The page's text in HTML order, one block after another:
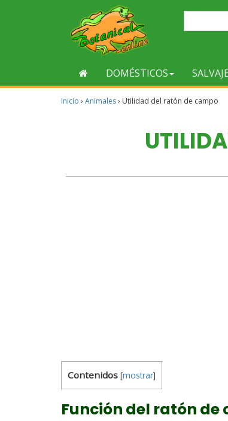
DOMÉSTICOS
Inicio › Animales› Utilidad del ratón de campo
Contenidos [mostrar]
Función del ratón